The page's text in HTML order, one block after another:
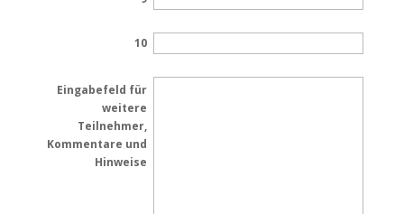
10
Eingabefeld für
weitere
Teilnehmer,
Kommentare und
Hinweise